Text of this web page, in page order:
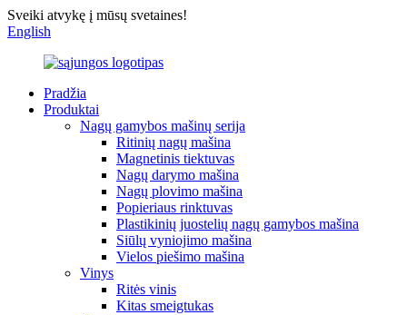
Sveiki atvykę į mūsų svetaines!
English
Pradžia
Produktai
Nagų gamybos mašinų serija
Ritinių nagų mašina
Magnetinis tiektuvas
Nagų darymo mašina
Nagų plovimo mašina
Popieriaus rinktuvas
Plastikinių juostelių nagų gamybos mašina
Siūlų vyniojimo mašina
Vielos piešimo mašina
Vinys
Ritės vinis
Kitas smeigtukas